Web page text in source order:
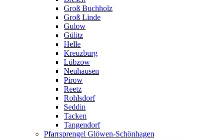
Groß Buchholz
Groß Linde
Gulow
Gülitz
Helle
Kreuzburg
Lübzow
Neuhausen
Pirow
Reetz
Rohlsdorf
Seddin
Tacken
Tangendorf
Pfarrsprengel Glöwen-Schönhagen